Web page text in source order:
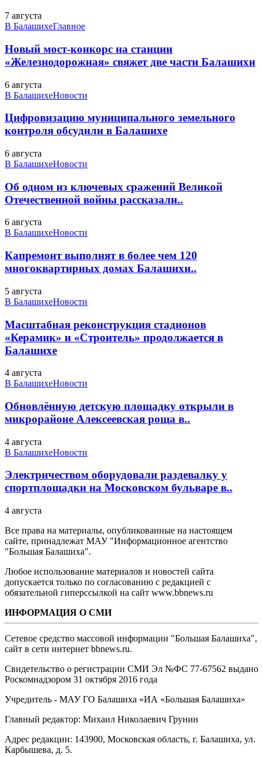
7 августа
В БалашихеГлавное
Новый мост-конкорс на станции
«Железнодорожная» свяжет две части Балашихи
6 августа
В БалашихеНовости
Цифровизацию муниципального земельного
контроля обсудили в Балашихе
6 августа
В БалашихеНовости
Об одном из ключевых сражений Великой
Отечественной войны рассказали..
6 августа
В БалашихеНовости
Капремонт выполнят в более чем 120
многоквартирных домах Балашихи..
5 августа
В БалашихеНовости
Масштабная реконструкция стадионов
«Керамик» и «Строитель» продолжается в
Балашихе
4 августа
В БалашихеНовости
Обновлённую детскую площадку открыли в
микрорайоне Алексеевская роща в..
4 августа
В БалашихеНовости
Электричеством оборудовали раздевалку у
спортплощадки на Московском бульваре в..
4 августа
Все права на материалы, опубликованные на настоящем
сайте, принадлежат МАУ "Информационное агентство
"Большая Балашиха".
Любое использование материалов и новостей сайта
допускается только по согласованию с редакцией с
обязательной гиперссылкой на сайт www.bbnews.ru
ИНФОРМАЦИЯ О СМИ
Сетевое средство массовой информации "Большая Балашиха",
сайт в сети интернет bbnews.ru.
Свидетельство о регистрации СМИ Эл №ФС ‎77-67562 выдано
Роскомнадзором 31 октября 2016 года
Учредитель - МАУ ГО Балашиха «ИА «Большая Балашиха»
Главный редактор: Михаил Николаевич Грунин
Адрес редакции: 143900, Московская область, г. Балашиха, ул.
Карбышева, д. 5.